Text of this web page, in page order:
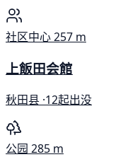
社区中心257 m
上飯田会館
秋田县 ·12起出没
公园 285 m